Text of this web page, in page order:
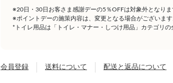
※20日・30日お客さま感謝デーの5％OFFは対象外となりま
※ポイントデーの施策内容は、変更となる場合がございます
*トイレ用品は「トイレ・マナー・しつけ用品」カテゴリ
会員登録 送料について 配送と返品について